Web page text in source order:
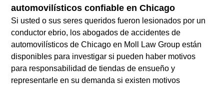
automovilísticos confiable en Chicago
Si usted o sus seres queridos fueron lesionados por un
conductor ebrio, los abogados de accidentes de
automovilísticos de Chicago en Moll Law Group están
disponibles para investigar si pueden haber motivos
para responsabilidad de tiendas de ensueño y
representarle en su demanda si existen motivos